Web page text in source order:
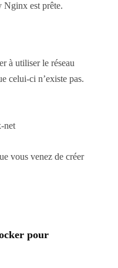
Nginx est prête.
à utiliser le réseau
celui-ci n’existe pas.
net
vous venez de créer
pour